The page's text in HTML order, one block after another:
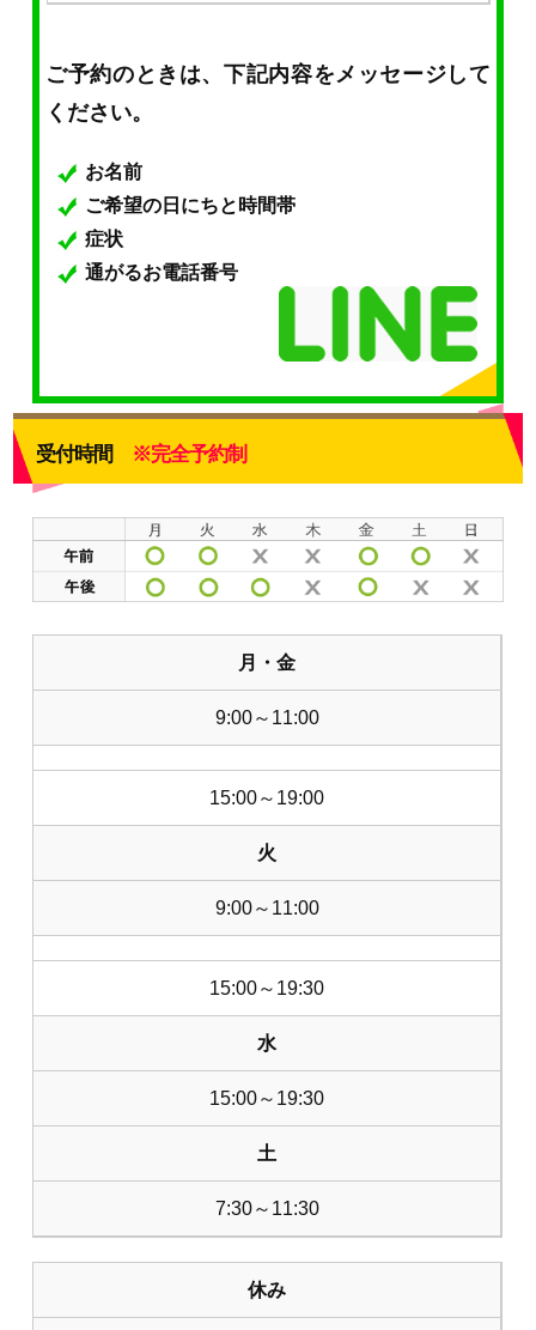
ご予約のときは、下記内容をメッセージして
ください。
お名前
ご希望の日にちと時間帯
症状
通がるお電話番号
受付時間 ※完全予約制
月・金
9:00～11:00
15:00～19:00
火
9:00～11:00
15:00～19:30
水
15:00～19:30
土
7:30～11:30
休み